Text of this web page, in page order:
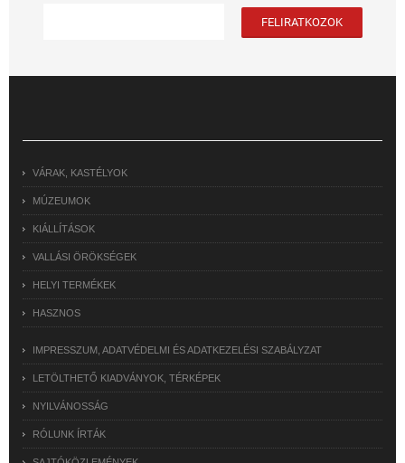
VÁRAK, KASTÉLYOK
MÚZEUMOK
KIÁLLÍTÁSOK
VALLÁSI ÖRÖKSÉGEK
HELYI TERMÉKEK
HASZNOS
IMPRESSZUM, ADATVÉDELMI ÉS ADATKEZELÉSI SZABÁLYZAT
LETÖLTHETŐ KIADVÁNYOK, TÉRKÉPEK
NYILVÁNOSSÁG
RÓLUNK ÍRTÁK